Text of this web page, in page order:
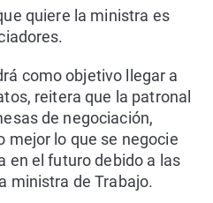
quiere la ministra es
como objetivo llegar a
reitera que la patronal
de negociación,
mejor lo que se negocie
en el futuro debido a las
ministra de Trabajo.